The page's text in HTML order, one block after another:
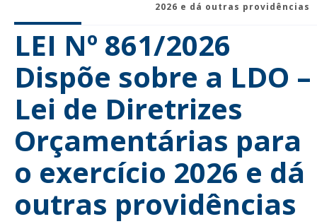
2026 e dá outras providências
LEI Nº 861/2026
Dispõe sobre a LDO –
Lei de Diretrizes
Orçamentárias para
o exercício 2026 e dá
outras providências